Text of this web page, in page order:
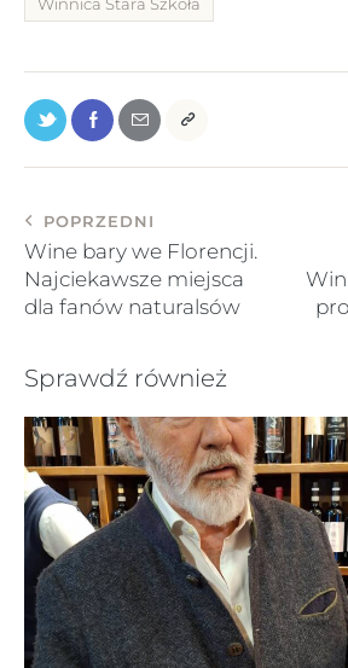
POPRZEDNI
Wine bary we Florencji.
Najciekawsze miejsca
dla fanów naturalsów
Sprawdź również